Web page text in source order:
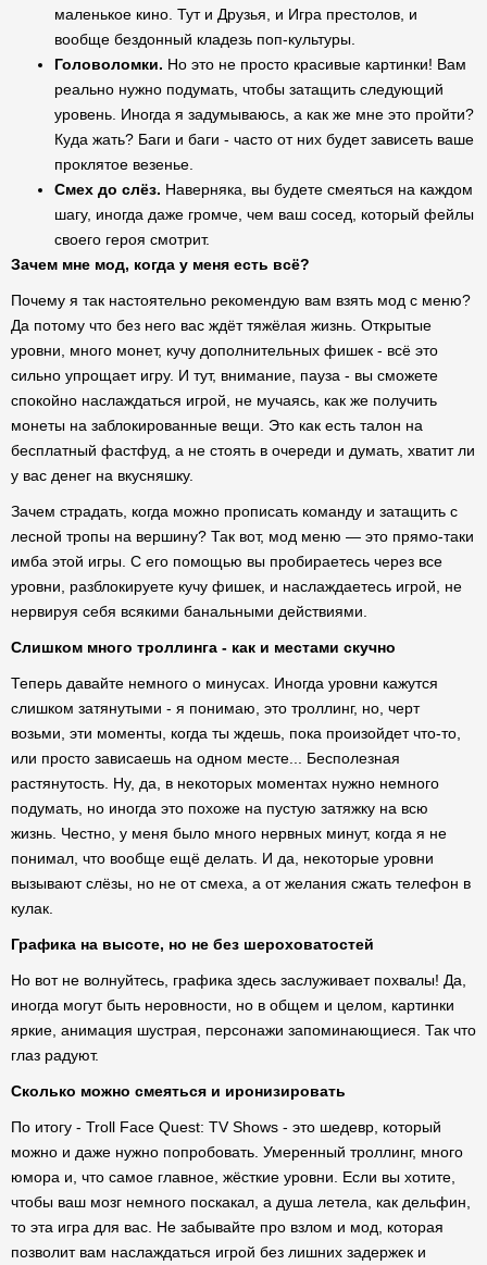
маленькое кино. Тут и Друзья, и Игра престолов, и
вообще бездонный кладезь поп-культуры.
Головоломки. Но это не просто красивые картинки! Вам
реально нужно подумать, чтобы затащить следующий
уровень. Иногда я задумываюсь, а как же мне это пройти?
Куда жать? Баги и баги - часто от них будет зависеть ваше
проклятое везенье.
Смех до слёз. Наверняка, вы будете смеяться на каждом
шагу, иногда даже громче, чем ваш сосед, который фейлы
своего героя смотрит.
Зачем мне мод, когда у меня есть всё?
Почему я так настоятельно рекомендую вам взять мод с меню?
Да потому что без него вас ждёт тяжёлая жизнь. Открытые
уровни, много монет, кучу дополнительных фишек - всё это
сильно упрощает игру. И тут, внимание, пауза - вы сможете
спокойно наслаждаться игрой, не мучаясь, как же получить
монеты на заблокированные вещи. Это как есть талон на
бесплатный фастфуд, а не стоять в очереди и думать, хватит ли
у вас денег на вкусняшку.
Зачем страдать, когда можно прописать команду и затащить с
лесной тропы на вершину? Так вот, мод меню — это прямо-таки
имба этой игры. С его помощью вы пробираетесь через все
уровни, разблокируете кучу фишек, и наслаждаетесь игрой, не
нервируя себя всякими банальными действиями.
Слишком много троллинга - как и местами скучно
Теперь давайте немного о минусах. Иногда уровни кажутся
слишком затянутыми - я понимаю, это троллинг, но, черт
возьми, эти моменты, когда ты ждешь, пока произойдет что-то,
или просто зависаешь на одном месте... Бесполезная
растянутость. Ну, да, в некоторых моментах нужно немного
подумать, но иногда это похоже на пустую затяжку на всю
жизнь. Честно, у меня было много нервных минут, когда я не
понимал, что вообще ещё делать. И да, некоторые уровни
вызывают слёзы, но не от смеха, а от желания сжать телефон в
кулак.
Графика на высоте, но не без шероховатостей
Но вот не волнуйтесь, графика здесь заслуживает похвалы! Да,
иногда могут быть неровности, но в общем и целом, картинки
яркие, анимация шустрая, персонажи запоминающиеся. Так что
глаз радуют.
Сколько можно смеяться и иронизировать
По итогу - Troll Face Quest: TV Shows - это шедевр, который
можно и даже нужно попробовать. Умеренный троллинг, много
юмора и, что самое главное, жёсткие уровни. Если вы хотите,
чтобы ваш мозг немного поскакал, а душа летела, как дельфин,
то эта игра для вас. Не забывайте про взлом и мод, которая
позволит вам наслаждаться игрой без лишних задержек и